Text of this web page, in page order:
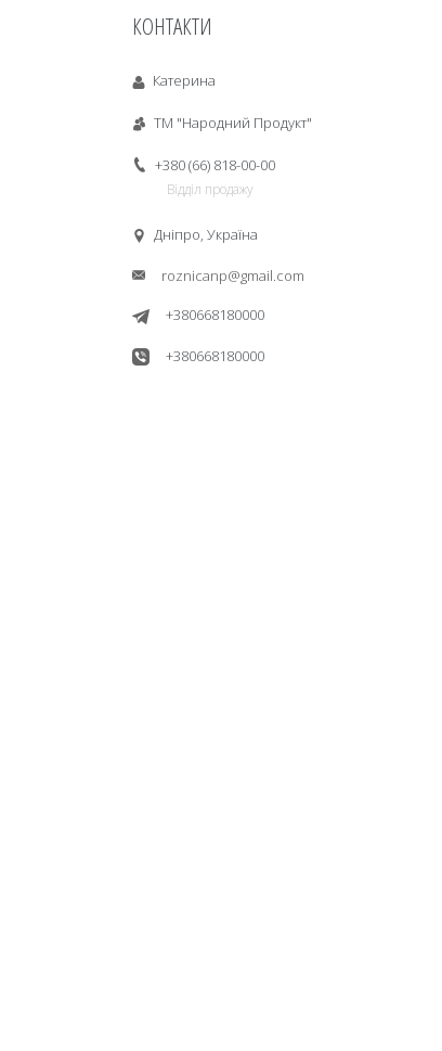
КОНТАКТИ
Катерина
ТМ "Народний Продукт"
+380 (66) 818-00-00
Відділ продажу
Дніпро, Україна
roznicanp@gmail.com
+380668180000
+380668180000